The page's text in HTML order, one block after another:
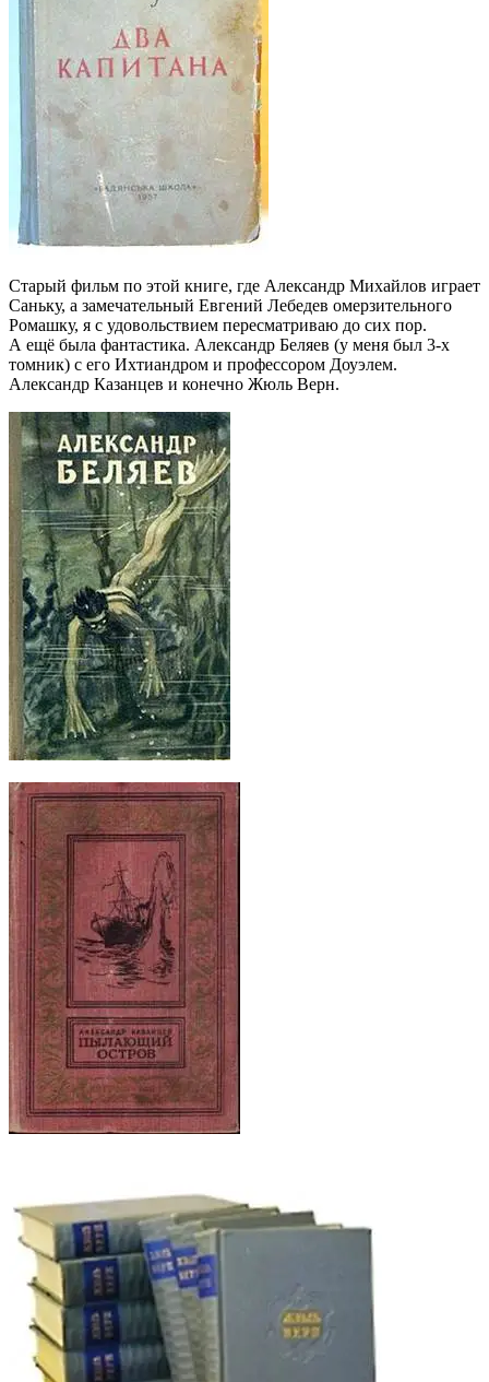
Старый фильм по этой книге, где Александр Михайлов играет
Саньку, а замечательный Евгений Лебедев омерзительного
Ромашку, я с удовольствием пересматриваю до сих пор.
А ещё была фантастика. Александр Беляев (у меня был 3-х
томник) с его Ихтиандром и профессором Доуэлем.
Александр Казанцев и конечно Жюль Верн.